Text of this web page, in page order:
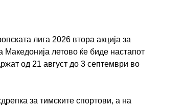
лига 2026 втора акција за
Македонија летово ќе биде настапот
од 21 август до 3 септември во
за тимските спортови, а на